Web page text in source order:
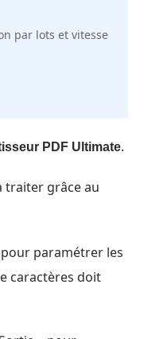
par lots et vitesse
PDF Ultimate.
traiter grâce au
pour paramétrer les
caractères doit